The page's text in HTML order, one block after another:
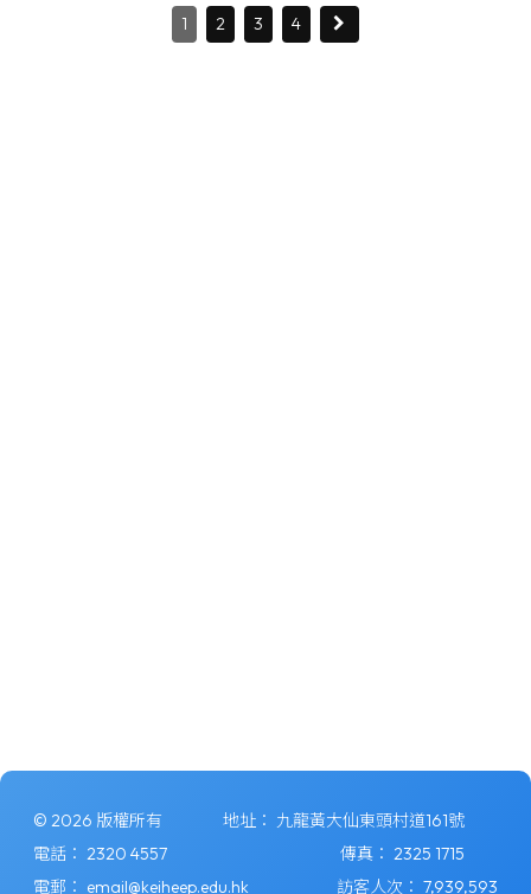
1 2 3 4
© 2026 版權所有 地址： 九龍黃大仙東頭村道161號
電話： 2320 4557 傳真： 2325 1715
電郵： email@keiheep.edu.hk 訪客人次： 7,939,593